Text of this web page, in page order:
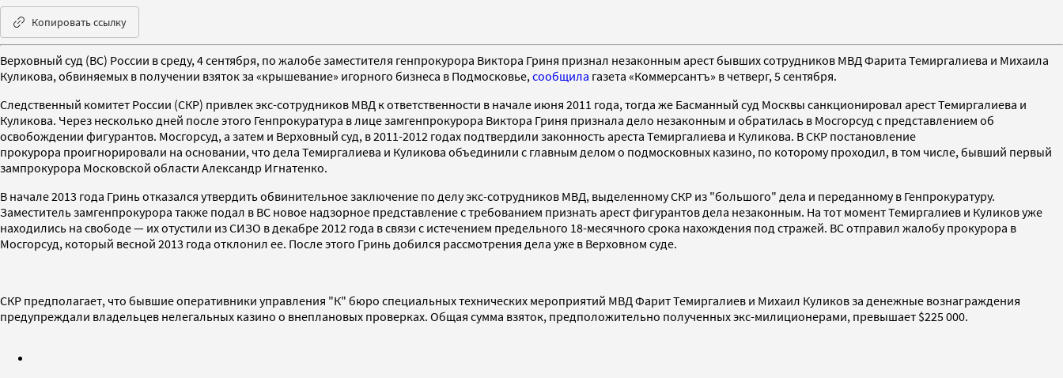
Копировать ссылку
Верховный суд (ВС) России в среду, 4 сентября, по жалобе заместителя генпрокурора Виктора Гриня признал незаконным арест бывших сотрудников МВД Фарита Темиргалиева и Михаила
Куликова, обвиняемых в получении взяток за «крышевание» игорного бизнеса в Подмосковье, сообщила газета «Коммерсантъ» в четверг, 5 сентября.
Следственный комитет России (СКР) привлек экс-сотрудников МВД к ответственности в начале июня 2011 года, тогда же Басманный суд Москвы санкционировал арест Темиргалиева и
Куликова. Через несколько дней после этого Генпрокуратура в лице замгенпрокурора Виктора Гриня признала дело незаконным и обратилась в Мосгорсуд с представлением об
освобождении фигурантов. Мосгорсуд, а затем и Верховный суд, в 2011-2012 годах подтвердили законность ареста Темиргалиева и Куликова. В СКР постановление
прокурора проигнорировали на основании, что дела Темиргалиева и Куликова объединили с главным делом о подмосковных казино, по которому проходил, в том числе, бывший первый
зампрокурора Московской области Александр Игнатенко.
В начале 2013 года Гринь отказался утвердить обвинительное заключение по делу экс-сотрудников МВД, выделенному СКР из "большого" дела и переданному в Генпрокуратуру.
Заместитель замгенпрокурора также подал в ВС новое надзорное представление с требованием признать арест фигурантов дела незаконным. На тот момент Темиргалиев и Куликов уже
находились на свободе — их отустили из СИЗО в декабре 2012 года в связи с истечением предельного 18-месячного срока нахождения под стражей. ВС отправил жалобу прокурора в
Мосгорсуд, который весной 2013 года отклонил ее. После этого Гринь добился рассмотрения дела уже в Верховном суде.
СКР предполагает, что бывшие оперативники управления "К" бюро специальных технических мероприятий МВД Фарит Темиргалиев и Михаил Куликов за денежные вознаграждения
предупреждали владельцев нелегальных казино о внеплановых проверках. Общая сумма взяток, предположительно полученных экс-милиционерами, превышает $225 000.